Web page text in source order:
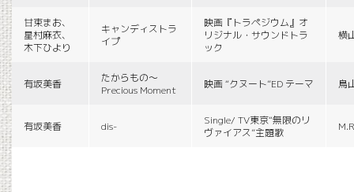
甘束まお、
星村麻衣、
木下ひより
キャンディストラ
イプ
映画『トラペジウム』オ
リジナル・サウンドトラ
ック
横
有坂美香
たからもの〜
Precious Moment
映画 “クヌート”ED テーマ 鳥
有坂美香 dis-
Single/ TV東京“無限のリ
ヴァイアス”主題歌